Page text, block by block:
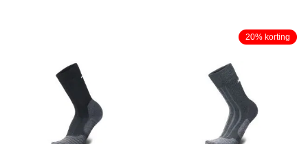
20% korting